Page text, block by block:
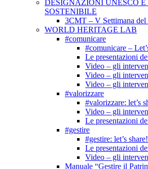
DESIGNAZIONI UNESCO E
SOSTENIBILE
3CMT – V Settimana
WORLD HERITAGE LAB
#comunicare
#comunicare –
Le presentazioni
Video – gli
Video – gli
Video – gli
#valorizzare
#valorizzare: let’s
Video – gli
Le presentazioni
#gestire
#gestire: let’s share!
Le presentazioni
Video – gli
Manuale “Gestire il